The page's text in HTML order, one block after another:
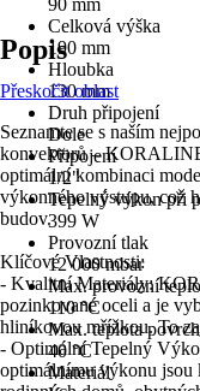
90 mm
Celková výška
190 mm
Hloubka
130 mm
Druh připojení
Dole
Připojení
1/2"
Tepelný výkon při
399 W
Provozní tlak
12 000 mbar
Max. provozní
110 °C
Max. teplota
40 °C
Materiál
Popis
Přeskočit oblast
Seznamte se s naším
konvektorů –
optimální kombinaci
výkonného výstupu, což
budov.
Klíčové Vlastnosti:
- Kvalitní Materiály:
pozinkované oceli a je
hliníkovou mřížkou. To
- Optimální Tepelný
optimálnímu výkonu jsou